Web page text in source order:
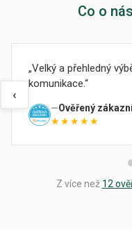
Co o
‹
Velký a přehledný
komunikace.
Ověřený
★★★★★
Z více než 12